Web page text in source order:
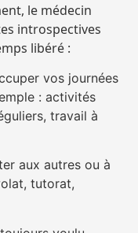
le médecin
introspectives
libéré :
vos journées
: activités
travail à
aux autres ou à
tutorat,